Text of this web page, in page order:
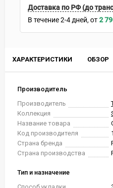
ХАРАКТЕРИСТИКИ ОБЗОР
Производитель
Производитель
Коллекция
Название товара
Код производителя
Страна бренда
Страна производства
Тип и назначение
Доставка по РФ (до
В течение2-4 дней 2